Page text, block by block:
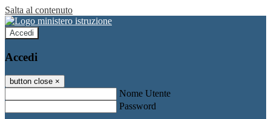
Salta al contenuto
Accedi
Accedi
button close ×
Nome Utente
Password